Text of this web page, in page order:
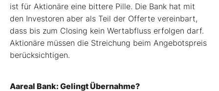
ist für Aktionäre eine bittere Pille. Die Bank hat mit
den Investoren aber als Teil der Offerte vereinbart,
dass bis zum Closing kein Wertabfluss erfolgen darf.
Aktionäre müssen die Streichung beim Angebotspreis
berücksichtigen.
Aareal Bank: Gelingt Übernahme?